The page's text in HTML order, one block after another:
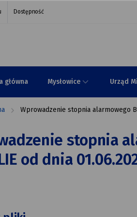
stronyDostępność
główna Mysłowice Urząd
Wprowadzenie stopnia alarmowego
stopnia
od dnia